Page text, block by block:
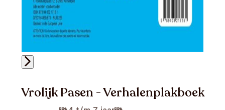
Vrolijk Pasen - Verhalenplakboek